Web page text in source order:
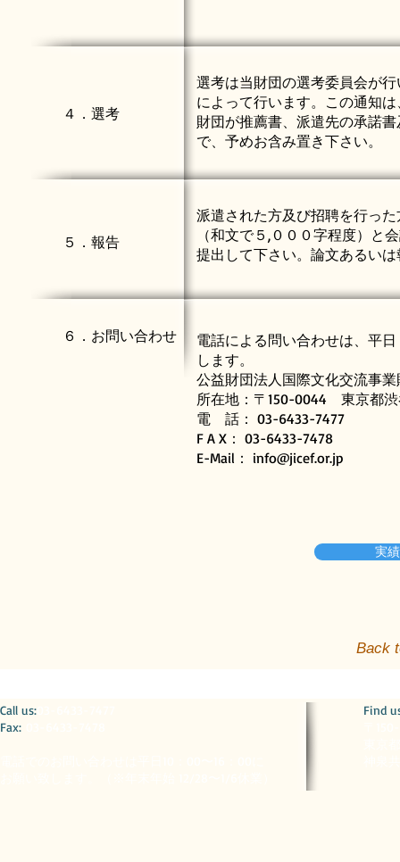
５．報告
選考は当財団の選考委員会が
によって行います。この通知
財団が推薦書、派遣先の承諾
で、予めお含み置き下さい。
４．選考
派遣された方及び招聘を行っ
（和文で５,０００字程度）と
提出して下さい。論文あるい
電話による問い合わせは、平
します。
公益財団法人国際文化交流事
所在地：〒150-0044 東京都
電 話： 03-6433-7477
F A X： 03-6433-7478
E-Mail： info@jicef.or.jp
６．お問い合わせ
実
Back
​​Call us:
Fax:
​Find